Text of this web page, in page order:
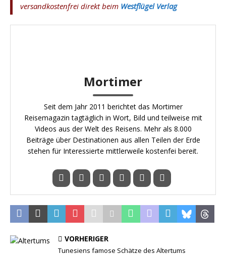
versandkostenfrei direkt beim Westflügel Verlag
Mortimer
Seit dem Jahr 2011 berichtet das Mortimer
Reisemagazin tagtäglich in Wort, Bild und teilweise mit
Videos aus der Welt des Reisens. Mehr als 8.000
Beiträge über Destinationen aus allen Teilen der Erde
stehen für Interessierte mittlerweile kostenfei bereit.
VORHERIGER
Tunesiens famose Schätze des Altertums